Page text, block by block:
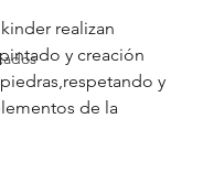
realizan
y creación
y
de la